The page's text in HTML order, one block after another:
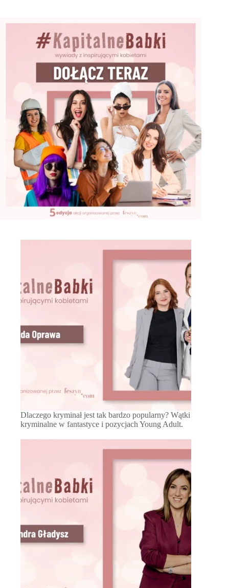
Dlaczego kryminał jest tak bardzo popularny? Wątki
kryminalne w fantastyce i pozycjach Young Adult.